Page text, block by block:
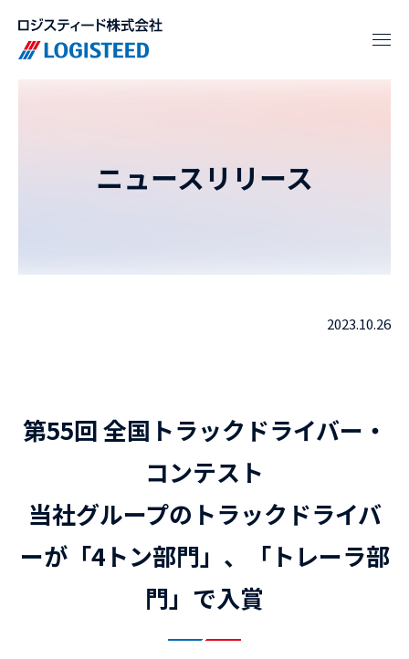
ニュースリリース
2023.10.26
第55回 全国トラックドライバー・
コンテスト
当社グループのトラックドライバ
ーが「4トン部門」、「トレーラ部
門」で入賞